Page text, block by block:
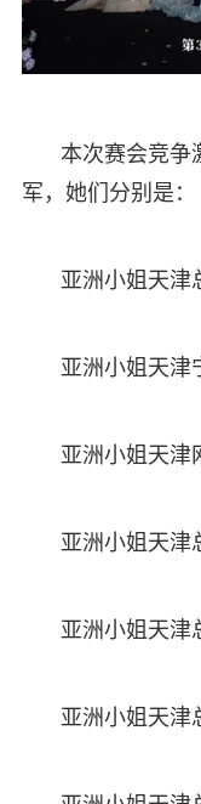
本次赛会竞争
军，她们分别是：
亚洲小姐天津
亚洲小姐天津
亚洲小姐天津
亚洲小姐天津
亚洲小姐天津
亚洲小姐天津